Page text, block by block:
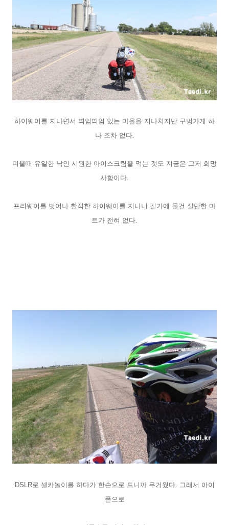
하이웨이를 지나면서 띄엄띄엄 있는 마을을 지나치지만 구멍가게 하
나 조차 없다.
더울때 유일한 낙인 시원한 아이스크림을 먹는 것도 지금은 그저 희망
사항이다.
프리웨이를 벗어나 한적한 하이웨이를 지나니 길가에 물건 살만한 마
트가 전혀 없다.
DSLR로 셀카놀이를 하다가 한손으로 드니까 무거웠다. 그래서 아이
폰으로